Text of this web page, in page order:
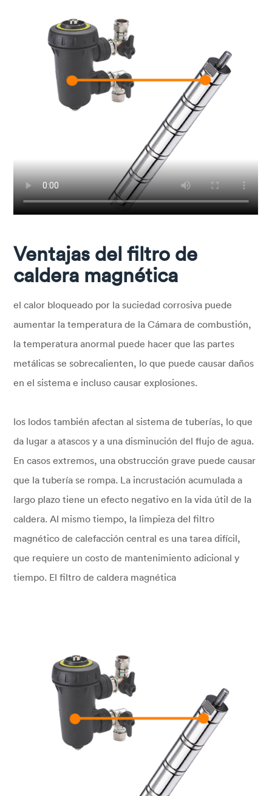
Ventajas del filtro de
caldera magnética
el calor bloqueado por la suciedad corrosiva puede
aumentar la temperatura de la Cámara de combustión,
la temperatura anormal puede hacer que las partes
metálicas se sobrecalienten, lo que puede causar daños
en el sistema e incluso causar explosiones.
los lodos también afectan al sistema de tuberías, lo que
da lugar a atascos y a una disminución del flujo de agua.
En casos extremos, una obstrucción grave puede causar
que la tubería se rompa. La incrustación acumulada a
largo plazo tiene un efecto negativo en la vida útil de la
caldera. Al mismo tiempo, la limpieza del filtro
magnético de calefacción central es una tarea difícil,
que requiere un costo de mantenimiento adicional y
tiempo. El filtro de caldera magnética